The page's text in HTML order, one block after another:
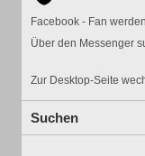
Facebook - Fan werden
Über den Messenger
Zur Desktop-Seite
Suchen